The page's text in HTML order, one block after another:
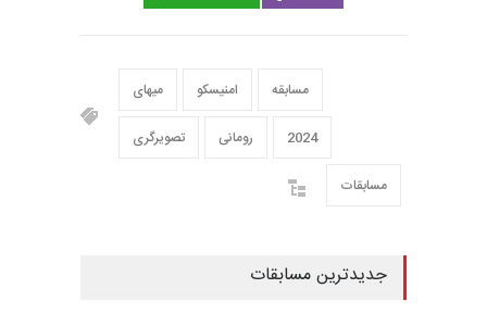
میهای امنیسکو مسابقه
تصویرگری رومانی 2024
مسابقات
جدیدترین مسابقات